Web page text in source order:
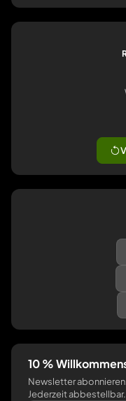
10 %
Newsletter
Jederzeit abbestellbar.